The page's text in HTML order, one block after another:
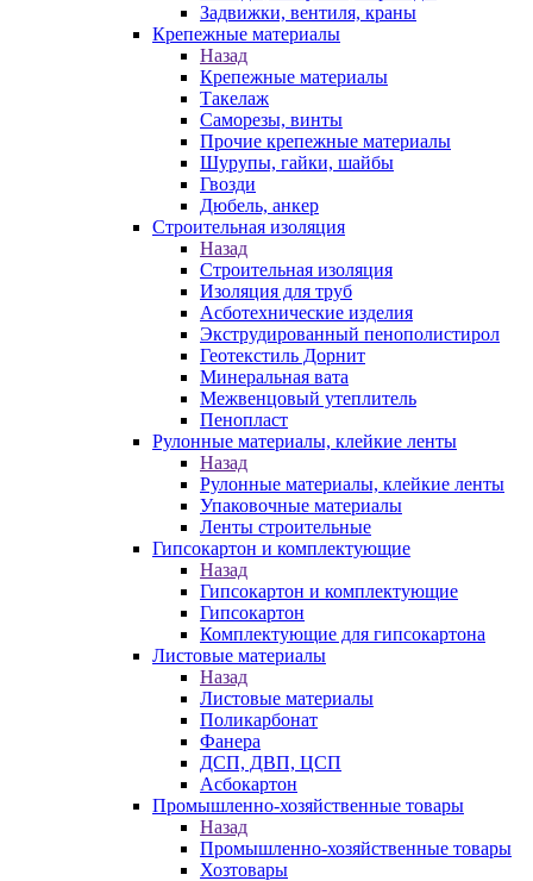
Задвижки, вентиля, краны
Крепежные материалы
Назад
Крепежные материалы
Такелаж
Саморезы, винты
Прочие крепежные материалы
Шурупы, гайки, шайбы
Гвозди
Дюбель, анкер
Строительная изоляция
Назад
Строительная изоляция
Изоляция для труб
Асботехнические изделия
Экструдированный пенополистирол
Геотекстиль Дорнит
Минеральная вата
Межвенцовый утеплитель
Пенопласт
Рулонные материалы, клейкие ленты
Назад
Рулонные материалы, клейкие ленты
Упаковочные материалы
Ленты строительные
Гипсокартон и комплектующие
Назад
Гипсокартон и комплектующие
Гипсокартон
Комплектующие для гипсокартона
Листовые материалы
Назад
Листовые материалы
Поликарбонат
Фанера
ДСП, ДВП, ЦСП
Асбокартон
Промышленно-хозяйственные товары
Назад
Промышленно-хозяйственные товары
Хозтовары